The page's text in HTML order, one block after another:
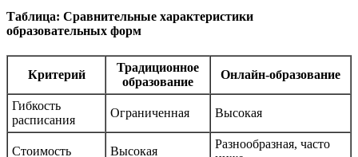
Таблица: Сравнительные характеристики
образовательных форм
Критерий
Традиционное
образование
Онлайн-образование
Гибкость
расписания
Ограниченная Высокая
Стоимость Высокая
Разнообразная, часто